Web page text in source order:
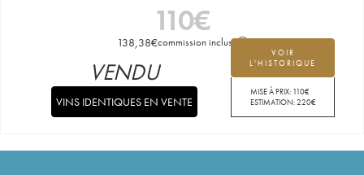
110€
138,38€commission incluse
VOIR
L'HISTORIQUE
MISE À PRIX: 110€
ESTIMATION:220€
VENDU
VINS IDENTIQUES EN VENTE